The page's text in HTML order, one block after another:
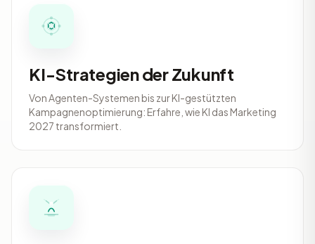
KI-Strategien der Zukunft
Von Agenten-Systemen bis zur KI-gestützten
Kampagnenoptimierung: Erfahre, wie KI das Marketing
2027 transformiert.